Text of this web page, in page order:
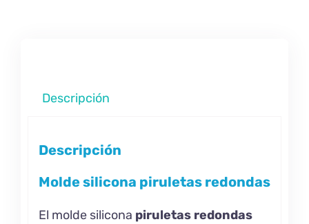
Descripción
Descripción
Molde silicona piruletas redondas
El molde silicona piruletas redondas